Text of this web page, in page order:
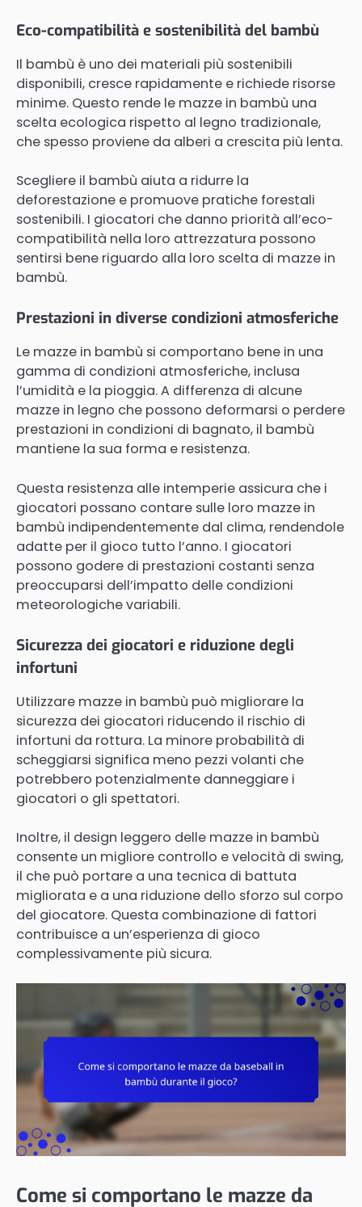
Eco-compatibilità e sostenibilità del bambù
Il bambù è uno dei materiali più sostenibili
disponibili, cresce rapidamente e richiede risorse
minime. Questo rende le mazze in bambù una
scelta ecologica rispetto al legno tradizionale,
che spesso proviene da alberi a crescita più lenta.
Scegliere il bambù aiuta a ridurre la
deforestazione e promuove pratiche forestali
sostenibili. I giocatori che danno priorità all’eco-
compatibilità nella loro attrezzatura possono
sentirsi bene riguardo alla loro scelta di mazze in
bambù.
Prestazioni in diverse condizioni atmosferiche
Le mazze in bambù si comportano bene in una
gamma di condizioni atmosferiche, inclusa
l’umidità e la pioggia. A differenza di alcune
mazze in legno che possono deformarsi o perdere
prestazioni in condizioni di bagnato, il bambù
mantiene la sua forma e resistenza.
Questa resistenza alle intemperie assicura che i
giocatori possano contare sulle loro mazze in
bambù indipendentemente dal clima, rendendole
adatte per il gioco tutto l’anno. I giocatori
possono godere di prestazioni costanti senza
preoccuparsi dell’impatto delle condizioni
meteorologiche variabili.
Sicurezza dei giocatori e riduzione degli
infortuni
Utilizzare mazze in bambù può migliorare la
sicurezza dei giocatori riducendo il rischio di
infortuni da rottura. La minore probabilità di
scheggiarsi significa meno pezzi volanti che
potrebbero potenzialmente danneggiare i
giocatori o gli spettatori.
Inoltre, il design leggero delle mazze in bambù
consente un migliore controllo e velocità di swing,
il che può portare a una tecnica di battuta
migliorata e a una riduzione dello sforzo sul corpo
del giocatore. Questa combinazione di fattori
contribuisce a un’esperienza di gioco
complessivamente più sicura.
Come si comportano le mazze da